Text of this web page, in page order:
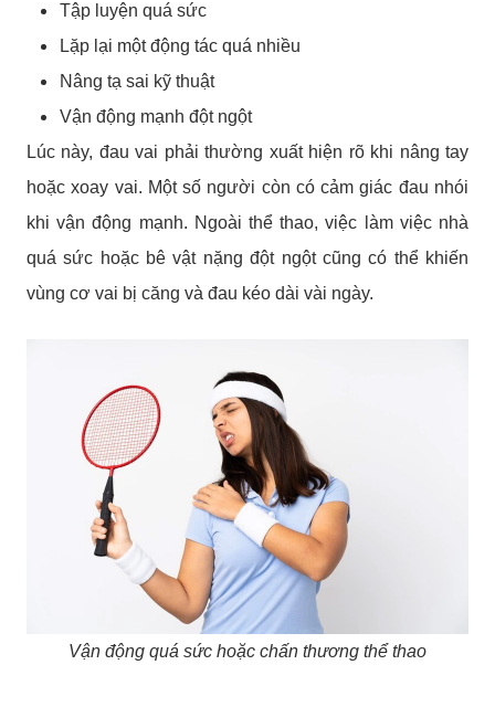
Tập luyện quá sức
Lặp lại một động tác quá nhiều
Nâng tạ sai kỹ thuật
Vận động mạnh đột ngột
Lúc này, đau vai phải thường xuất hiện rõ khi nâng tay
hoặc xoay vai. Một số người còn có cảm giác đau nhói
khi vận động mạnh. Ngoài thể thao, việc làm việc nhà
quá sức hoặc bê vật nặng đột ngột cũng có thể khiến
vùng cơ vai bị căng và đau kéo dài vài ngày.
Vận động quá sức hoặc chấn thương thể thao